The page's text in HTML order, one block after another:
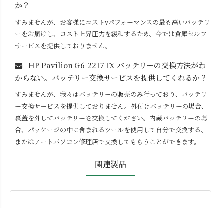
か？
すみませんが、お客様にコストvパフォーマンスの最も高いバッテリ
ーをお届けし、コスト上昇圧力を緩和するため、今では倉庫セルフ
サービスを提供しておりません。
HP Pavilion G6-2217TX バッテリーの交換方法がわ
からない。バッテリー交換サービスを提供してくれるか？
すみませんが、我々はバッテリーの販売のみ行っており、バッテリ
ー交換サービスを提供しておりません。外付けバッテリーの場合、
裏蓋を外してバッテリーを交換してください。内蔵バッテリーの場
合、パッケージの中に含まれるツールを使用して自分で交換する、
またはノートパソコン修理店で交換してもらうことができます。
関連製品